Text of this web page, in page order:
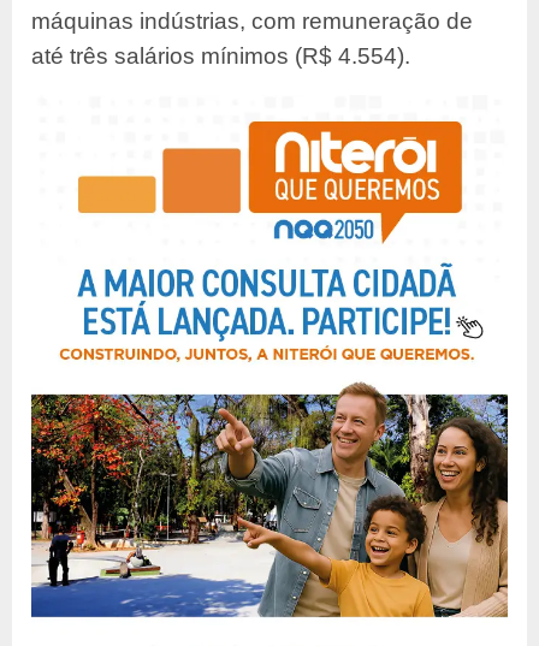
máquinas indústrias, com remuneração de
até três salários mínimos (R$ 4.554).